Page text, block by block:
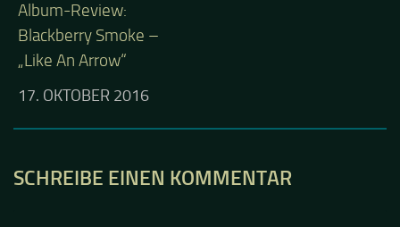
Album-Review:
Blackberry Smoke –
„Like An Arrow“
17. OKTOBER 2016
SCHREIBE EINEN KOMMENTAR